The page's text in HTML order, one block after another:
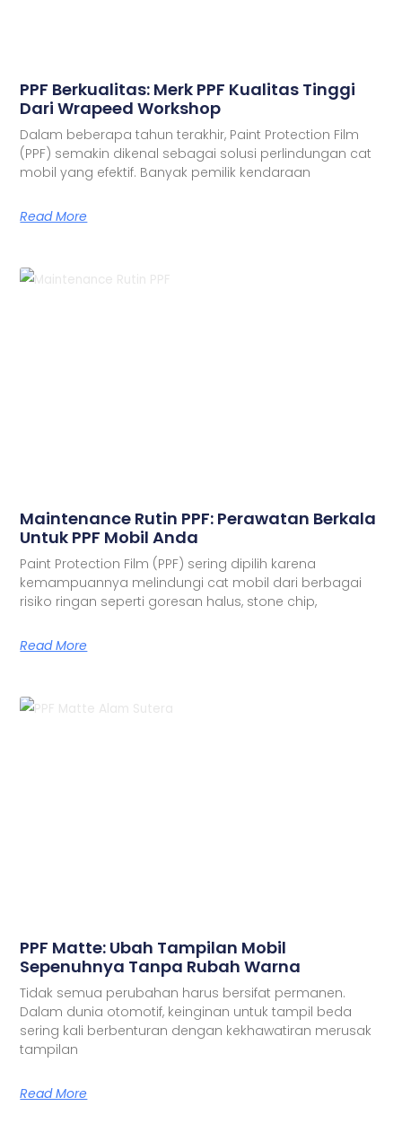
PPF Berkualitas: Merk PPF Kualitas Tinggi
Dari Wrapeed Workshop
Dalam beberapa tahun terakhir, Paint Protection Film
(PPF) semakin dikenal sebagai solusi perlindungan cat
mobil yang efektif. Banyak pemilik kendaraan
Read More
Maintenance Rutin PPF: Perawatan Berkala
Untuk PPF Mobil Anda
Paint Protection Film (PPF) sering dipilih karena
kemampuannya melindungi cat mobil dari berbagai
risiko ringan seperti goresan halus, stone chip,
Read More
PPF Matte: Ubah Tampilan Mobil
Sepenuhnya Tanpa Rubah Warna
Tidak semua perubahan harus bersifat permanen.
Dalam dunia otomotif, keinginan untuk tampil beda
sering kali berbenturan dengan kekhawatiran merusak
tampilan
Read More